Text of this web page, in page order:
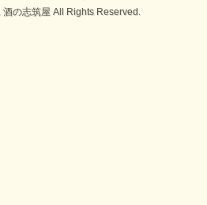
の志筑屋 All Rights Reserved.